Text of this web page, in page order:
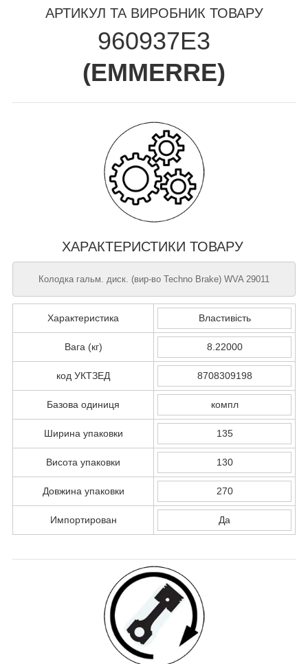
АРТИКУЛ ТА ВИРОБНИК ТОВАРУ
960937E3
(EMMERRE)
ХАРАКТЕРИСТИКИ ТОВАРУ
Колодка гальм. диск. (вир-во Techno Brake) WVA 29011
Характеристика Властивість
Вага (кг) 8.22000
код УКТЗЕД 8708309198
Базова одиниця компл
Ширина упаковки 135
Висота упаковки 130
Довжина упаковки 270
Импортирован Да